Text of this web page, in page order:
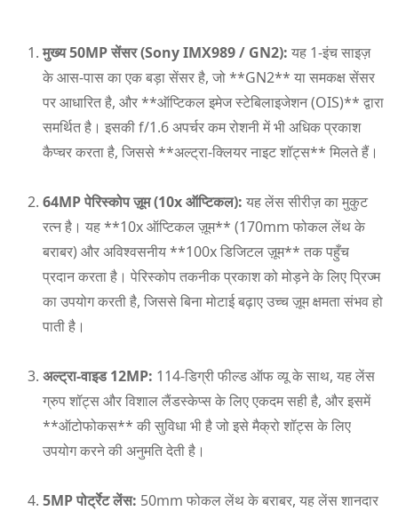
मुख्य 50MP सेंसर (Sony IMX989 / GN2): यह 1-इंच साइज़
के आस-पास का एक बड़ा सेंसर है, जो **GN2** या समकक्ष सेंसर
पर आधारित है, और **ऑप्टिकल इमेज स्टेबिलाइजेशन (OIS)** द्वारा
समर्थित है। इसकी f/1.6 अपर्चर कम रोशनी में भी अधिक प्रकाश
कैप्चर करता है, जिससे **अल्ट्रा-क्लियर नाइट शॉट्स** मिलते हैं।
64MP पेरिस्कोप ज़ूम (10x ऑप्टिकल): यह लेंस सीरीज़ का मुकुट
रत्न है। यह **10x ऑप्टिकल ज़ूम** (170mm फोकल लेंथ के
बराबर) और अविश्वसनीय **100x डिजिटल ज़ूम** तक पहुँच
प्रदान करता है। पेरिस्कोप तकनीक प्रकाश को मोड़ने के लिए प्रिज्म
का उपयोग करती है, जिससे बिना मोटाई बढ़ाए उच्च ज़ूम क्षमता संभव हो
पाती है।
अल्ट्रा-वाइड 12MP: 114-डिग्री फील्ड ऑफ व्यू के साथ, यह लेंस
ग्रुप शॉट्स और विशाल लैंडस्केप्स के लिए एकदम सही है, और इसमें
**ऑटोफोकस** की सुविधा भी है जो इसे मैक्रो शॉट्स के लिए
उपयोग करने की अनुमति देती है।
5MP पोर्ट्रेट लेंस: 50mm फोकल लेंथ के बराबर, यह लेंस शानदार